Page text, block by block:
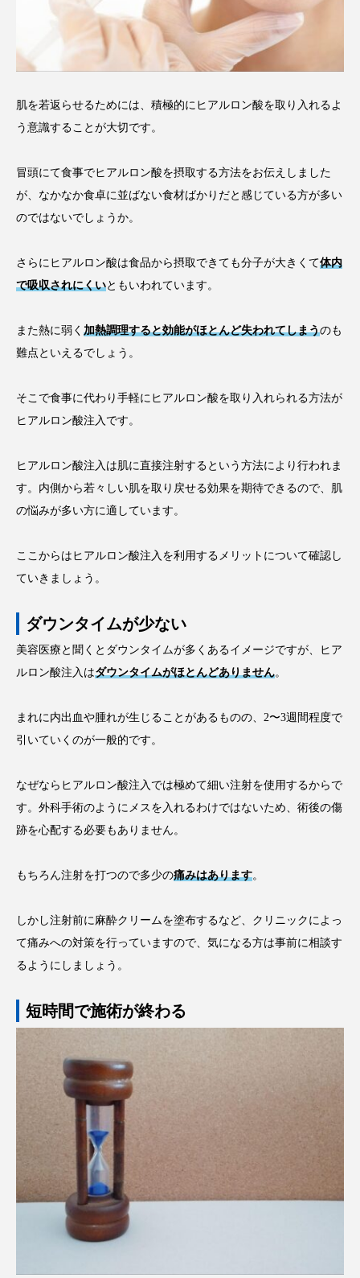
肌を若返らせるためには、積極的にヒアルロン酸を取り入れるよ
う意識することが大切です。
冒頭にて食事でヒアルロン酸を摂取する方法をお伝えしました
が、なかなか食卓に並ばない食材ばかりだと感じている方が多い
のではないでしょうか。
さらにヒアルロン酸は食品から摂取できても分子が大きくて体内
で吸収されにくいともいわれています。
また熱に弱く 加熱調理すると効能がほとんど失われてしまうのも
難点といえるでしょう。
そこで食事に代わり手軽にヒアルロン酸を取り入れられる方法が
ヒアルロン酸注入です。
ヒアルロン酸注入は肌に直接注射するという方法により行われま
す。内側から若々しい肌を取り戻せる効果を期待できるので、肌
の悩みが多い方に適しています。
ここからはヒアルロン酸注入を利用するメリットについて確認し
ていきましょう。
ダウンタイムが少ない
美容医療と聞くとダウンタイムが多くあるイメージですが、ヒア
ルロン酸注入はダウンタイムがほとんどありません。
まれに内出血や腫れが生じることがあるものの、2〜3週間程度で
引いていくのが一般的です。
なぜならヒアルロン酸注入では極めて細い注射を使用するからで
す。外科手術のようにメスを入れるわけではないため、術後の傷
跡を心配する必要もありません。
もちろん注射を打つので多少の痛みはあります。
しかし注射前に麻酔クリームを塗布するなど、クリニックによっ
て痛みへの対策を行っていますので、気になる方は事前に相談す
るようにしましょう。
短時間で施術が終わる